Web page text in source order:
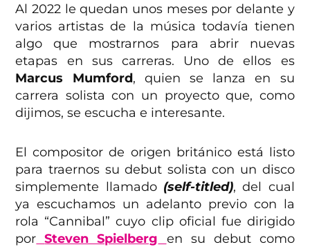
Al 2022 le quedan unos meses por delante y
varios artistas de la música todavía tienen
algo que mostrarnos para abrir nuevas
etapas en sus carreras. Uno de ellos es
Marcus Mumford, quien se lanza en su
carrera solista con un proyecto que, como
dijimos, se escucha e interesante.
El compositor de origen británico está listo
para traernos su debut solista con un disco
simplemente llamado(self-titled), del cual
ya escuchamos un adelanto previo con la
rola “Cannibal” cuyo clip oficial fue dirigido
por Steven Spielberg
en su debut como